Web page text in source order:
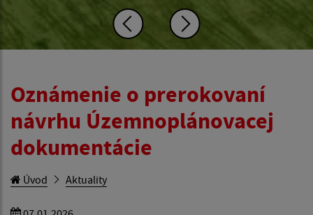
Oznámenie o prerokovaní
návrhu Územnoplánovacej
dokumentácie
Úvod Aktuality